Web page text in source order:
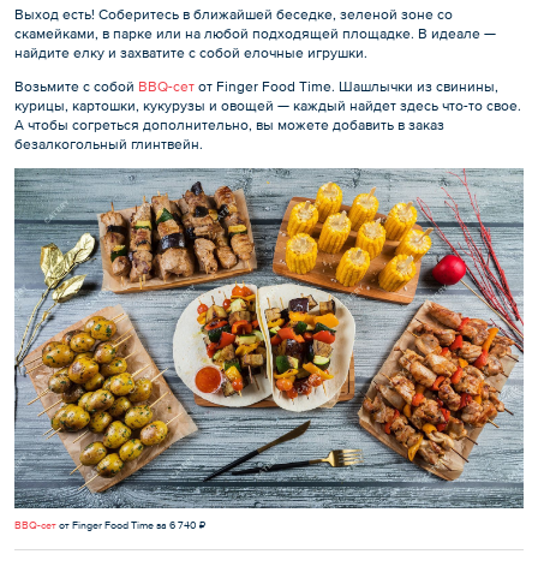
Выход есть! Соберитесь в ближайшей беседке, зеленой зоне со
скамейками, в парке или на любой подходящей площадке. В идеале —
найдите елку и захватите с собой елочные игрушки.
Возьмите с собой BBQ-сет от Finger Food Time. Шашлычки из свинины,
курицы, картошки, кукурузы и овощей — каждый найдет здесь что-то свое.
А чтобы согреться дополнительно, вы можете добавить в заказ
безалкогольный глинтвейн.
BBQ-сет от Finger Food Time за 6 740 ₽